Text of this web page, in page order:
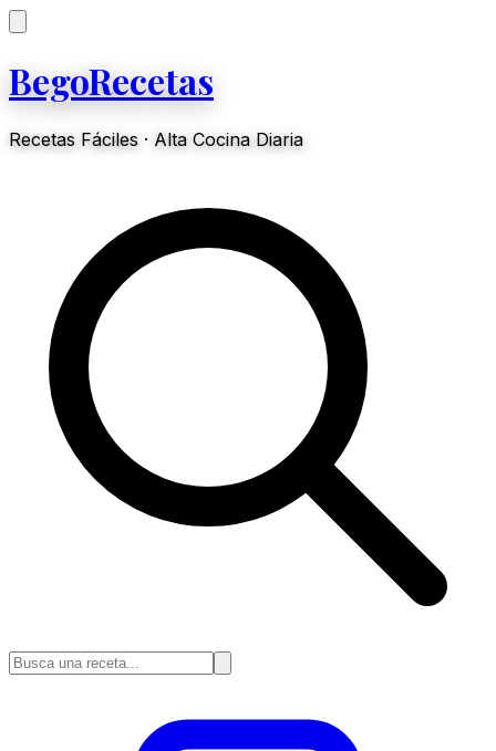
BegoRecetas
Recetas Fáciles · Alta Cocina Diaria